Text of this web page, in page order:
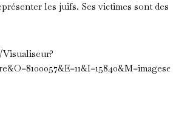
les juifs. Ses victimes sont des